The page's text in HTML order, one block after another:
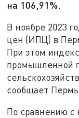
на 106,91%.
В ноябре 2023
цен (ИПЦ) в
При этом
промышленной
сообщает
По сравнению с